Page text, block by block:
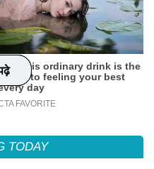
पढ़े
TODAY